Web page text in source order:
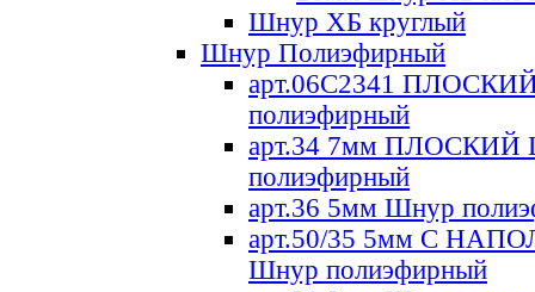
Шнур ХБ круглый
Шнур Полиэфирный
арт.06С2341
полиэфирный
арт.34 7мм ПЛОСКИЙ
полиэфирный
арт.36 5мм Шнур
арт.50/35 5мм С
Шнур полиэфирный